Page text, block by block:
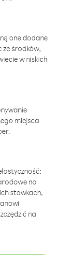
one dodane
ze środków,
w niskich
miejsca
na
stawkach,
na